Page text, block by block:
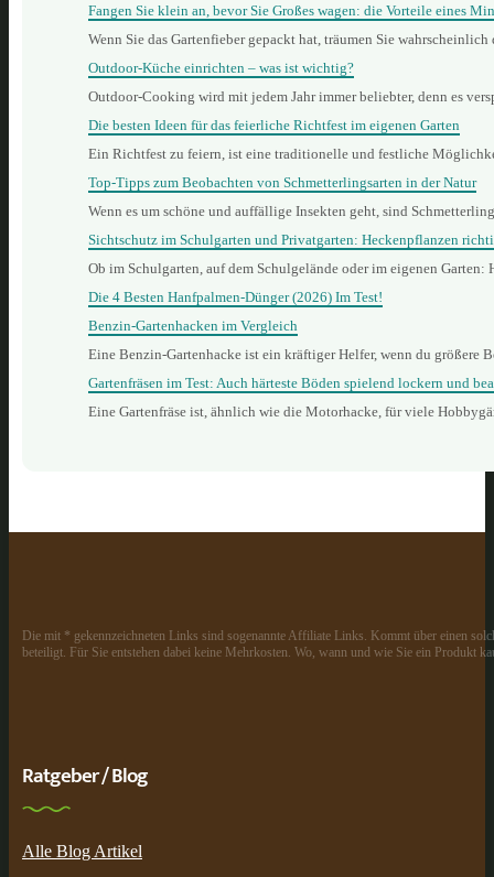
Fangen Sie klein an, bevor Sie Großes wagen: die Vorteile eines
Wenn Sie das Gartenfieber gepackt hat, träumen Sie
Outdoor-Küche einrichten – was ist wichtig?
Outdoor-Cooking wird mit jedem Jahr immer beliebter, denn es
Die besten Ideen für das feierliche Richtfest im eigenen Garten
Ein Richtfest zu feiern, ist eine traditionelle und festliche
Top-Tipps zum Beobachten von Schmetterlingsarten in der Natur
Wenn es um schöne und auffällige Insekten geht, sind
Sichtschutz im Schulgarten und Privatgarten: Heckenpflanzen
Ob im Schulgarten, auf dem Schulgelände oder im eigenen
Die 4 Besten Hanfpalmen-Dünger (2026) Im Test!
Benzin‑Gartenhacken im Vergleich
Eine Benzin‑Gartenhacke ist ein kräftiger Helfer, wenn du
Gartenfräsen im Test: Auch härteste Böden spielend lockern und
Eine Gartenfräse ist, ähnlich wie die Motorhacke, für viele
Die mit * gekennzeichneten Links sind sogenannte Affiliate Links. Kommt über einen
beteiligt. Für Sie entstehen dabei keine Mehrkosten. Wo, wann und wie Sie ein Produkt
Ratgeber / Blog
Alle Blog Artikel